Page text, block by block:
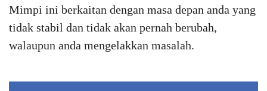
Mimpi ini berkaitan dengan masa depan anda yang
tidak stabil dan tidak akan pernah berubah,
walaupun anda mengelakkan masalah.